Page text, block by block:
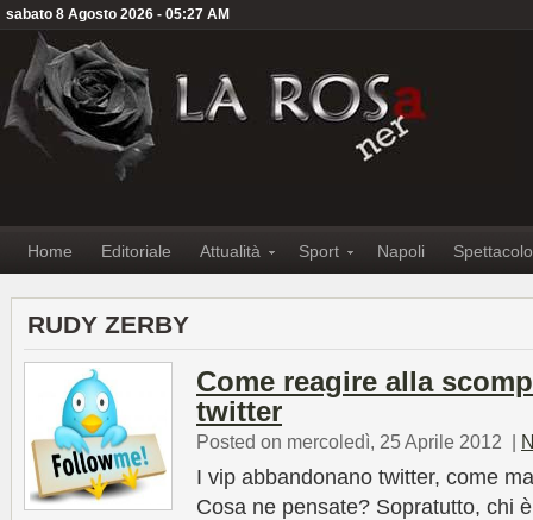
sabato 8 Agosto 2026 - 05:27 AM
Home Editoriale Attualità Sport Napoli Spettacolo
RUDY ZERBY
Come reagire alla
twitter
Posted on mercoledì, 25 Aprile 2012 |
I vip abbandonano twitter, come
Cosa ne pensate? Sopratutto, chi